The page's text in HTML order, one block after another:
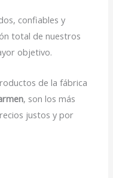
confiables y
total de nuestros
objetivo.
de la fábrica
, son los más
justos y por